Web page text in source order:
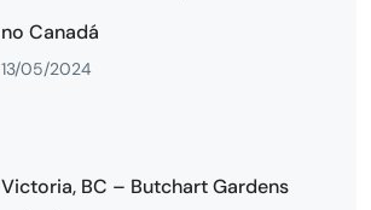
no Canadá
13/05/2024
Victoria, BC – Butchart Gardens